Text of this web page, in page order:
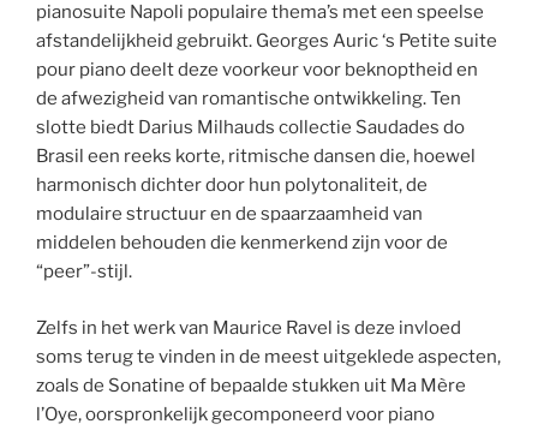
pianosuite Napoli populaire thema’s met een speelse
afstandelijkheid gebruikt. Georges Auric ‘s Petite suite
pour piano deelt deze voorkeur voor beknoptheid en
de afwezigheid van romantische ontwikkeling. Ten
slotte biedt Darius Milhauds collectie Saudades do
Brasil een reeks korte, ritmische dansen die, hoewel
harmonisch dichter door hun polytonaliteit, de
modulaire structuur en de spaarzaamheid van
middelen behouden die kenmerkend zijn voor de
“peer”-stijl.
Zelfs in het werk van Maurice Ravel is deze invloed
soms terug te vinden in de meest uitgeklede aspecten,
zoals de Sonatine of bepaalde stukken uit Ma Mère
l’Oye, oorspronkelijk gecomponeerd voor piano